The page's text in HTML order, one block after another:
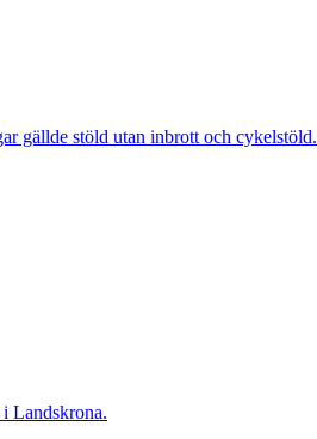
gällde stöld utan inbrott och cykelstöld.
Landskrona.